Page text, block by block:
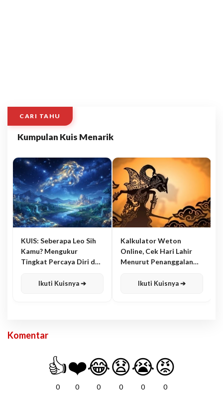
CARI TAHU
Kumpulan Kuis Menarik
KUIS: Seberapa Leo Sih
Kamu? Mengukur
Tingkat Percaya Diri dan
Ikuti Kuisnya ➔
Kalkulator Weton
Online, Cek Hari Lahir
Menurut Penanggalan
Ikuti Kuisnya ➔
Komentar
👍
0
❤️
0
😂
0
😧
0
😭
0
😡
0